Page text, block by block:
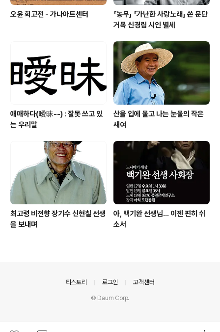
오윤 회고전 - 가나아트센터
「농무」 「가난한 사랑노래」 쓴 문단
거목 신경림 시인 별세
애매하다(曖昧--) : 잘못 쓰고 있
는 우리말
산을 입에 물고 나는 눈물의 작은
새여
최고령 비전향 장기수 신현칠 선생
을 보내며
아, 백기완 선생님... 이젠 편히 쉬
소서
티스토리 로그인 고객센터
© Daum Corp.